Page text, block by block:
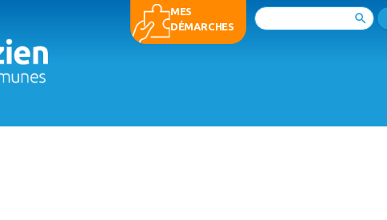
MES
DÉMARCHES
Rechercher